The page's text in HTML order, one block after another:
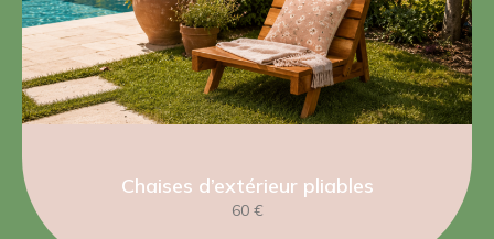
Chaises d’extérieur pliables
60 €